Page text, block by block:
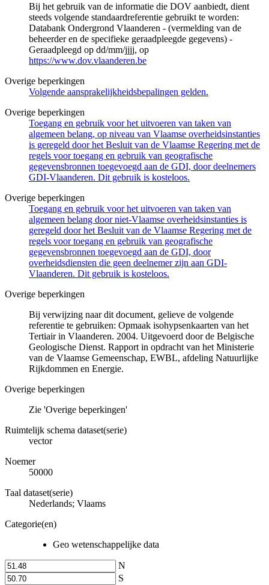
Bij het gebruik van de informatie die DOV aanbiedt, dient
steeds volgende standaardreferentie gebruikt te worden:
Databank Ondergrond Vlaanderen - (vermelding van de
beheerder en de specifieke geraadpleegde gegevens) -
Geraadpleegd op dd/mm/jjjj, op
https://www.dov.vlaanderen.be
Overige beperkingen
Volgende aansprakelijkheidsbepalingen gelden.
Overige beperkingen
Toegang en gebruik voor het uitvoeren van taken van
algemeen belang, op niveau van Vlaamse overheidsinstanties
is geregeld door het Besluit van de Vlaamse Regering met de
regels voor toegang en gebruik van geografische
gegevensbronnen toegevoegd aan de GDI, door deelnemers
GDI-Vlaanderen. Dit gebruik is kosteloos.
Overige beperkingen
Toegang en gebruik voor het uitvoeren van taken van
algemeen belang door niet-Vlaamse overheidsinstanties is
geregeld door het Besluit van de Vlaamse Regering met de
regels voor toegang en gebruik van geografische
gegevensbronnen toegevoegd aan de GDI, door
overheidsdiensten die geen deelnemer zijn aan GDI-
Vlaanderen. Dit gebruik is kosteloos.
Overige beperkingen
Bij verwijzing naar dit document, gelieve de volgende
referentie te gebruiken: Opmaak isohypsenkaarten van het
Tertiair in Vlaanderen. 2004. Uitgevoerd door de Belgische
Geologische Dienst. Rapport in opdracht van het Ministerie
van de Vlaamse Gemeenschap, EWBL, afdeling Natuurlijke
Rijkdommen en Energie.
Overige beperkingen
Zie 'Overige beperkingen'
Ruimtelijk schema dataset(serie)
vector
Noemer
50000
Taal dataset(serie)
Nederlands; Vlaams
Categorie(en)
Geo wetenschappelijke data
N
S